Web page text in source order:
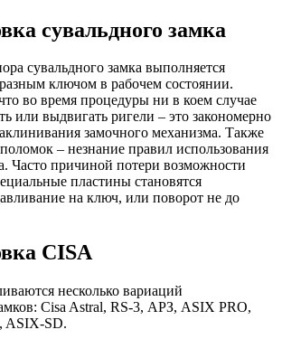
сувальдного замка
сувальдного замка выполняется
ключом в рабочем состоянии.
во время процедуры ни в коем случае
или выдвигать ригели – это закономерно
замочного механизма. Также
– незнание правил использования
Часто причиной потери возможности
пластины становятся
на ключ, или поворот не до
CISA
несколько вариаций
Cisa Astral, RS-3, АРЗ, ASIX PRO,
ASIX-SD.